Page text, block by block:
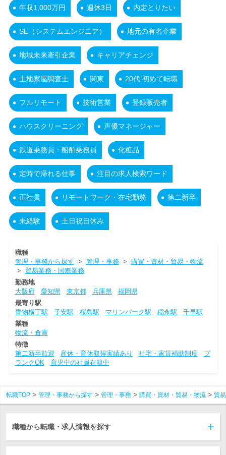
年収1,000万円 週休3日 内定とりたい
SE（システムエンジニア） 地元の有名企業
地域未来牽引企業 キャリアチェンジ
土地家屋調査士 関東 20代 初めて転職
フルリモート 技術営業 登録販売者
ハウスクリーニング 声優マネージャー
鉄道乗務員・船舶乗務員 化粧品
定時で帰れる仕事 注目の求人検索ワード
正社員 リモートワーク・在宅勤務 第二新卒
未経験 土日祝日休み
職種
管理・事務から探す > 管理・事務> 購買・資材・貿易・物流
> 貿易業務・国際業務
勤務地
大阪府
愛知県 東京都 兵庫県
福岡県
最寄り駅
青物横丁駅
子安駅 桜島駅 マリンパーク駅 稲永駅
千早駅
業種
物流・倉庫
特徴
第二新卒歓迎
産休・育休取得実績あり 社宅・家賃補助制度
ブ
ランクOK
育児中の社員在籍中
転職TOP 管理・事務から探す 管理・事務 購買・資材・貿易・物流 貿
職種から転職・求人情報を探す